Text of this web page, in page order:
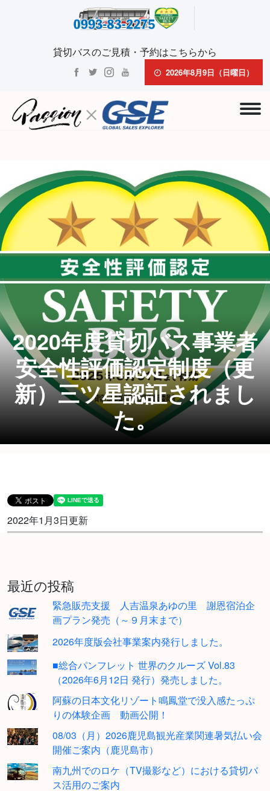
貸切バスのご見積・予約はこちらから
2026年8月9日（日曜日）
2020年度貸切バス事業者
安全性評価認定制度（更
新）三ツ星認証されまし
た。
2022年1月3日更新
最近の投稿
緊急販売支援 人吉温泉あゆの里 謝恩宿泊企
画プラン発売（～９月末まで）
2026年度版会社事業案内発行しました。
■総合パンフレット 世界のクルーズ Vol.83
（2026年6月12日 発行）発売しました。
阿蘇の日本文化リゾート鳴鳳堂で没入感たっぷ
りの体験企画 動画公開！
08/03（月）2026鹿児島観光産業関連暑気払い会
開催ご案内（鹿児島市）
南九州でのロケ（TV撮影など）における貸切バ
ス活用のご案内